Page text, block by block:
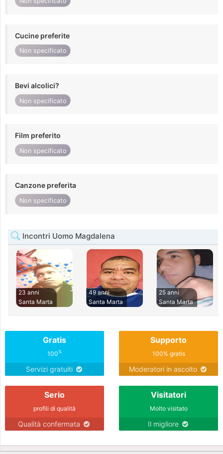
Cucine preferite
Non specificato
Bevi alcolici?
Non specificato
Film preferito
Non specificato
Canzone preferita
Non specificato
Incontri Uomo Magdalena
23 anni
Santa Marta
49 anni
Santa Marta
25 anni
Santa Marta
Gratis
100%
Servizi gratuiti
Supporto
100% gratis
Moderatori in ascolto
Serio
profili di qualità
Qualità confermata
Visitatori
Molto visitato
Il migliore